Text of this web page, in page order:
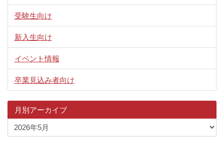
受験生向け
新入生向け
イベント情報
卒業見込み者向け
月別アーカイブ